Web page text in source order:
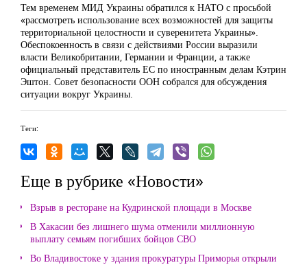
Тем временем МИД Украины обратился к НАТО с просьбой
«рассмотреть использование всех возможностей для защиты
территориальной целостности и суверенитета Украины».
Обеспокоенность в связи с действиями России выразили
власти Великобритании, Германии и Франции, а также
официальный представитель ЕС по иностранным делам Кэтрин
Эштон. Совет безопасности ООН собрался для обсуждения
ситуации вокруг Украины.
Теги:
Еще в рубрике «Новости»
Взрыв в ресторане на Кудринской площади в Москве
В Хакасии без лишнего шума отменили миллионную
выплату семьям погибших бойцов СВО
Во Владивостоке у здания прокуратуры Приморья открыли